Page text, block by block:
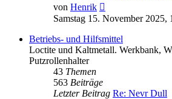
von Henrik
Beitrag
Samstag 15. November 2025,
Betriebs- und Hilfsmittel
Loctite und Kaltmetall. Werkbank,
Putzrollenhalter
43 Themen
563 Beiträge
Letzter Beitrag Re: Nevr Dull